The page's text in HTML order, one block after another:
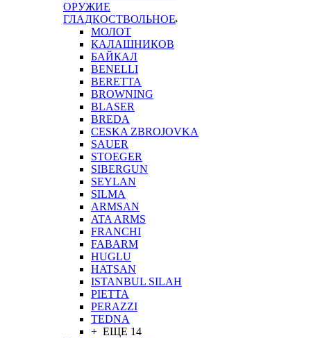
ОРУЖИЕ
ГЛАДКОСТВОЛЬНОЕ
МОЛОТ
КАЛАШНИКОВ
БАЙКАЛ
BENELLI
BERETTA
BROWNING
BLASER
BREDA
CESKA ZBROJOVKA
SAUER
STOEGER
SIBERGUN
SEYLAN
SILMA
ARMSAN
ATA ARMS
FRANCHI
FABARM
HUGLU
HATSAN
ISTANBUL SILAH
PIETTA
PERAZZI
TEDNA
+ ЕЩЕ 14